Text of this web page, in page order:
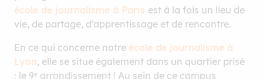
école de journalisme à Paris est à la fois un lieu de
vie, de partage, d’apprentissage et de rencontre.
En ce qui concerne notre école de journalisme à
Lyon, elle se situe également dans un quartier prisé
: le 9ᵉ arrondissement ! Au sein de ce campus